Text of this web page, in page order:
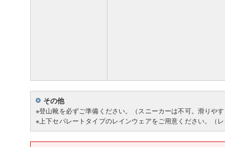
その他
※登山靴を必ずご準備ください。（スニーカーは不可。滑りや
※上下セパレートタイプのレインウェアをご用意ください。（